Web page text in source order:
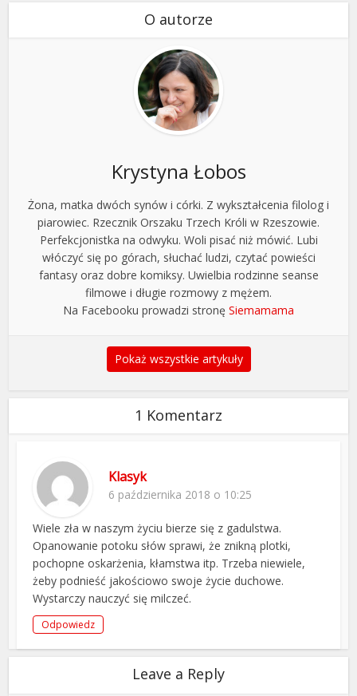
O autorze
Krystyna Łobos
Żona, matka dwóch synów i córki. Z wykształcenia filolog i
piarowiec. Rzecznik Orszaku Trzech Króli w Rzeszowie.
Perfekcjonistka na odwyku. Woli pisać niż mówić. Lubi
włóczyć się po górach, słuchać ludzi, czytać powieści
fantasy oraz dobre komiksy. Uwielbia rodzinne seanse
filmowe i długie rozmowy z mężem.
Na Facebooku prowadzi stronę Siemamama
Pokaż wszystkie artykuły
1 Komentarz
Klasyk
6 października 2018 o 10:25
Wiele zła w naszym życiu bierze się z gadulstwa.
Opanowanie potoku słów sprawi, że znikną plotki,
pochopne oskarżenia, kłamstwa itp. Trzeba niewiele,
żeby podnieść jakościowo swoje życie duchowe.
Wystarczy nauczyć się milczeć.
Odpowiedz
Leave a Reply